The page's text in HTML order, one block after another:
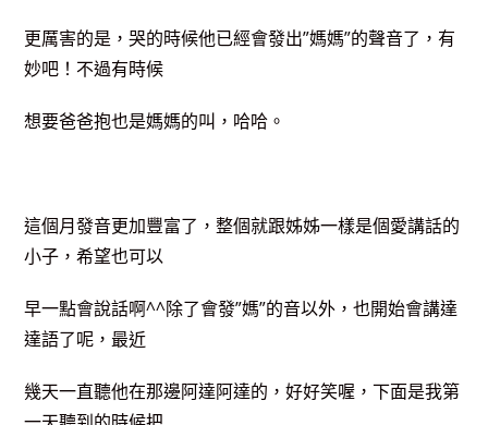
更厲害的是，哭的時候他已經會發出”媽媽”的聲音了，有
妙吧！不過有時候
想要爸爸抱也是媽媽的叫，哈哈。
這個月發音更加豐富了，整個就跟姊姊一樣是個愛講話的
小子，希望也可以
早一點會說話啊^^除了會發”媽”的音以外，也開始會講達
達語了呢，最近
幾天一直聽他在那邊阿達阿達的，好好笑喔，下面是我第